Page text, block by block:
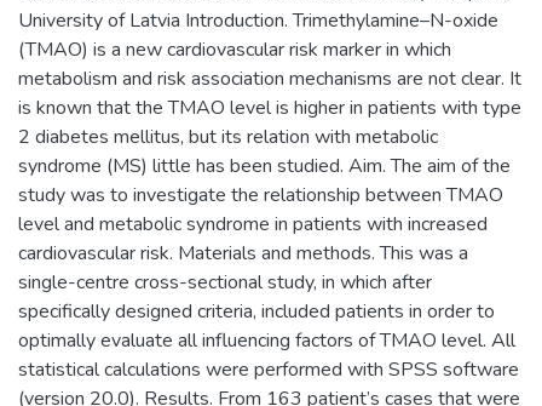
University of Latvia Introduction. Trimethylamine–N-oxide
(TMAO) is a new cardiovascular risk marker in which
metabolism and risk association mechanisms are not clear. It
is known that the TMAO level is higher in patients with type
2 diabetes mellitus, but its relation with metabolic
syndrome (MS) little has been studied. Aim. The aim of the
study was to investigate the relationship between TMAO
level and metabolic syndrome in patients with increased
cardiovascular risk. Materials and methods. This was a
single-centre cross-sectional study, in which after
specifically designed criteria, included patients in order to
optimally evaluate all influencing factors of TMAO level. All
statistical calculations were performed with SPSS software
(version 20.0). Results. From 163 patient’s cases that were